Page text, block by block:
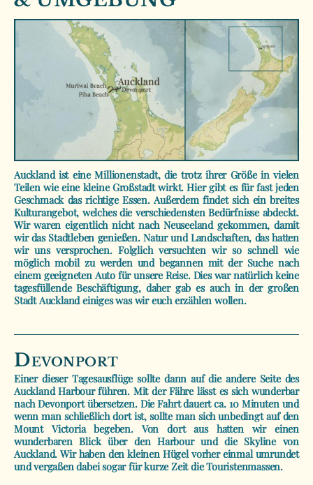
Auckland ist eine Millionenstadt, die trotz ihrer Größe in vielen
Teilen wie eine kleine Großstadt wirkt. Hier gibt es für fast jeden
Geschmack das richtige Essen. Außerdem findet sich ein breites
Kulturangebot, welches die verschiedensten Bedürfnisse abdeckt.
Wir waren eigentlich nicht nach Neuseeland gekommen, damit
wir das Stadtleben genießen. Natur und Landschaften, das hatten
wir uns versprochen. Folglich versuchten wir so schnell wie
möglich mobil zu werden und begannen mit der Suche nach
einem geeigneten Auto für unsere Reise. Dies war natürlich keine
tagesfüllende Beschäftigung, daher gab es auch in der großen
Stadt Auckland einiges was wir euch erzählen wollen.
Devonport
Einer dieser Tagesausflüge sollte dann auf die andere Seite des
Auckland Harbour führen. Mit der Fähre lässt es sich wunderbar
nach Devonport übersetzen. Die Fahrt dauert ca. 10 Minuten und
wenn man schließlich dort ist, sollte man sich unbedingt auf den
Mount Victoria begeben. Von dort aus hatten wir einen
wunderbaren Blick über den Harbour und die Skyline von
Auckland. Wir haben den kleinen Hügel vorher einmal umrundet
und vergaßen dabei sogar für kurze Zeit die Touristenmassen.